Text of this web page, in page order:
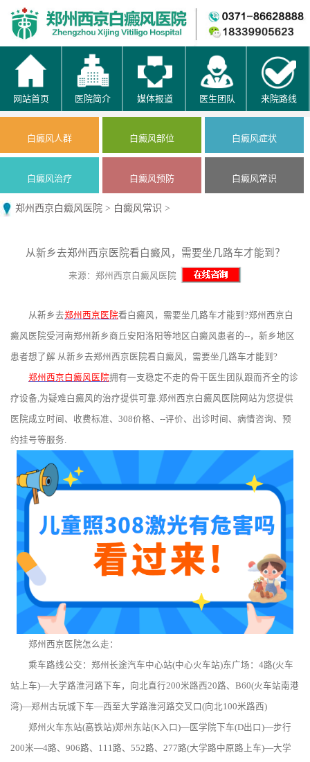
网站首页 医院简介 媒体报道 医生团队 来院路线
白癜风人群 白癜风部位 白癜风症状
白癜风治疗 白癜风预防 白癜风常识
郑州西京白癜风医院 > 白癜风常识 >
从新乡去郑州西京医院看白癜风，需要坐几路车才能到？
来源：郑州西京白癜风医院
从新乡去郑州西京医院看白癜风，需要坐几路车才能到?郑州西京白
癜风医院受河南郑州新乡商丘安阳洛阳等地区白癜风患者的--，新乡地区
患者想了解 从新乡去郑州西京医院看白癜风，需要坐几路车才能到?
郑州西京白癜风医院拥有一支稳定不走的骨干医生团队跟而齐全的诊
疗设备,为疑难白癜风的治疗提供可靠.郑州西京白癜风医院网站为您提供
医院成立时间、收费标准、308价格、--评价、出诊时间、病情咨询、预
约挂号等服务.
郑州西京医院怎么走：
乘车路线公交：郑州长途汽车中心站(中心火车站)东广场：4路(火车
站上车)—大学路淮河路下车，向北直行200米路西20路、B60(火车站南港
湾)—郑州古玩城下车—西至大学路淮河路交叉口(向北100米路西)
郑州火车东站(高铁站)郑州东站(K入口)—医学院下车(D出口)—步行
200米—4路、906路、111路、552路、277路(大学路中原路上车)—大学